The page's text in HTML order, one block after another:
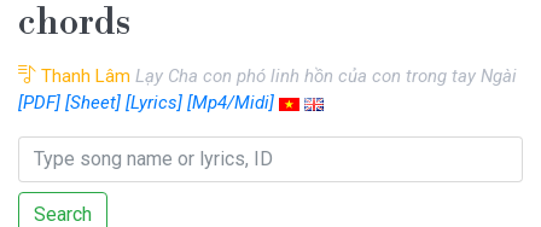
chords
Thanh Lâm Lạy Cha con phó linh hồn của con trong tay Ngài
[PDF] [Sheet] [Lyrics] [Mp4/Midi]
Search